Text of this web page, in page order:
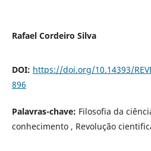
Rafael Cordeiro Silva
DOI: https://doi.org/10.14393/
896
Palavras-chave: Filosofia da
conhecimento , Revolução